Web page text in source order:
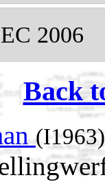
2006
Back
(I1963)